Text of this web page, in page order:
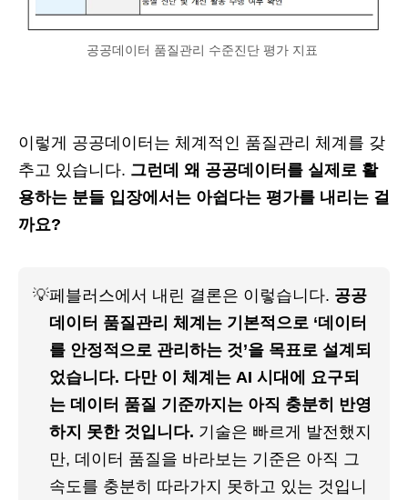
공공데이터 품질관리 수준진단 평가 지표
이렇게 공공데이터는 체계적인 품질관리 체계를 갖
추고 있습니다. 그런데 왜 공공데이터를 실제로 활
용하는 분들 입장에서는 아쉽다는 평가를 내리는 걸
까요?
💡페블러스에서 내린 결론은 이렇습니다. 공공
데이터 품질관리 체계는 기본적으로 ‘데이터
를 안정적으로 관리하는 것’을 목표로 설계되
었습니다. 다만 이 체계는 AI 시대에 요구되
는 데이터 품질 기준까지는 아직 충분히 반영
하지 못한 것입니다. 기술은 빠르게 발전했지
만, 데이터 품질을 바라보는 기준은 아직 그
속도를 충분히 따라가지 못하고 있는 것입니